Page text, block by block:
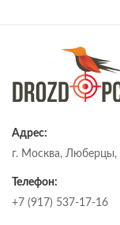
Адрес:
г. Москва, Люберцы,
Телефон:
+7 (917) 537-17-16